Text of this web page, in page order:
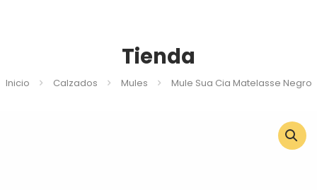
Tienda
Inicio Calzados Mules Mule Sua Cia Matelasse Negro